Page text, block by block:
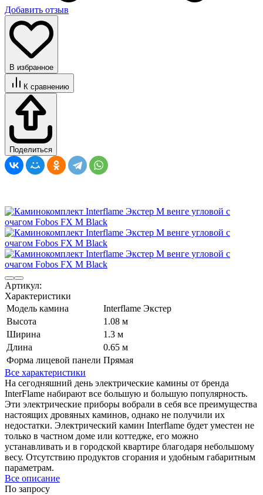
Добавить отзыв
В избранное
К сравнению
Поделиться
Артикул:
Характеристики
Модель камина
Interflame Экстер
Высота
1.08 м
Ширина
1.3 м
Длина
0.65 м
Форма лицевой панели Прямая
Все характеристики
На сегодняшний день электрические камины от бренда
InterFlame набирают все большую и большую популярность.
Эти электрические приборы вобрали в себя все преимущества
настоящих дровяных каминов, однако не получили их
недостатки. Электрический камин Interflame будет уместен не
только в частном доме или коттедже, его можно
устанавливать и в городской квартире благодаря небольшому
весу. Отсутствию продуктов сгорания и удобным габаритным
параметрам.
Все описание
По запросу